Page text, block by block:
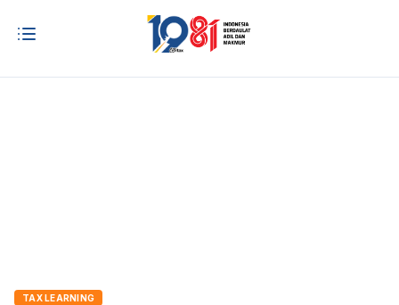
TAX LEARNING